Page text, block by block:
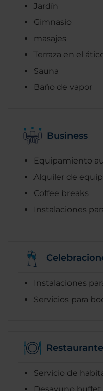
Jardín
Gimnasio
masajes
Terraza en el
Sauna
Baño de vapor
Business
Equipamiento
Alquiler de
Coffee breaks
Instalaciones
Instalaciones
Servicios para
Servicio de